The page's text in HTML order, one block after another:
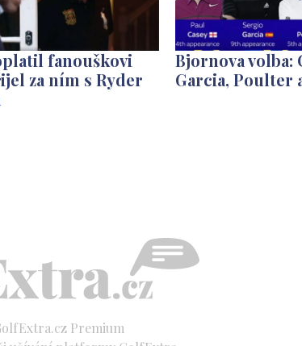
fanouškovi
za ním s Ryder
Bjornova volba:
Garcia, Poulter
Premium